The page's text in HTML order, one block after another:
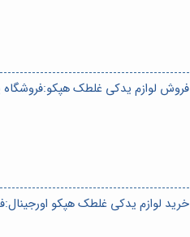
فروش لوازم یدکی غلطک
خرید لوازم یدکی غلطک هپکو